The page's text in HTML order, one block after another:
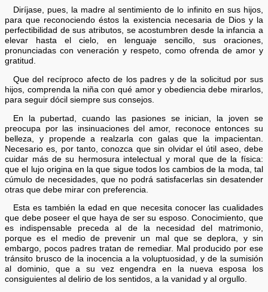
Diríjase, pues, la madre al sentimiento de lo infinito en sus hijos,
para que reconociendo éstos la existencia necesaria de Dios y la
perfectibilidad de sus atributos, se acostumbren desde la infancia a
elevar hasta el cielo, en lenguaje sencillo, sus oraciones,
pronunciadas con veneración y respeto, como ofrenda de amor y
gratitud.
Que del recíproco afecto de los padres y de la solicitud por sus
hijos, comprenda la niña con qué amor y obediencia debe mirarlos,
para seguir dócil siempre sus consejos.
En la pubertad, cuando las pasiones se inician, la joven se
preocupa por las insinuaciones del amor, reconoce entonces su
belleza, y propende a realzarla con galas que la impacientan.
Necesario es, por tanto, conozca que sin olvidar el útil aseo, debe
cuidar más de su hermosura intelectual y moral que de la física:
que el lujo origina en la que sigue todos los cambios de la moda, tal
cúmulo de necesidades, que no podrá satisfacerlas sin desatender
otras que debe mirar con preferencia.
Esta es también la edad en que necesita conocer las cualidades
que debe poseer el que haya de ser su esposo. Conocimiento, que
es indispensable preceda al de la necesidad del matrimonio,
porque es el medio de prevenir un mal que se deplora, y sin
embargo, pocos padres tratan de remediar. Mal producido por ese
tránsito brusco de la inocencia a la voluptuosidad, y de la sumisión
al dominio, que a su vez engendra en la nueva esposa los
consiguientes al delirio de los sentidos, a la vanidad y al orgullo.